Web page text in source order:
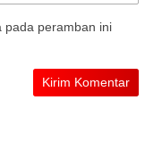
pada peramban ini